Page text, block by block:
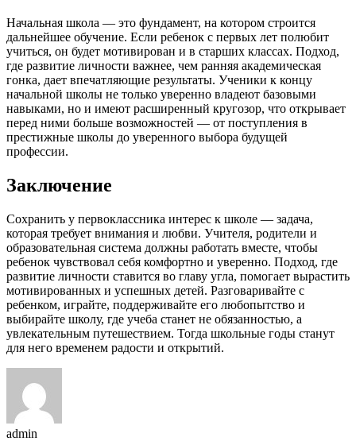
Начальная школа — это фундамент, на котором строится
дальнейшее обучение. Если ребенок с первых лет полюбит
учиться, он будет мотивирован и в старших классах. Подход,
где развитие личности важнее, чем ранняя академическая
гонка, дает впечатляющие результаты. Ученики к концу
начальной школы не только уверенно владеют базовыми
навыками, но и имеют расширенный кругозор, что открывает
перед ними больше возможностей — от поступления в
престижные школы до уверенного выбора будущей
профессии.
Заключение
Сохранить у первоклассника интерес к школе — задача,
которая требует внимания и любви. Учителя, родители и
образовательная система должны работать вместе, чтобы
ребенок чувствовал себя комфортно и уверенно. Подход, где
развитие личности ставится во главу угла, помогает вырастить
мотивированных и успешных детей. Разговаривайте с
ребенком, играйте, поддерживайте его любопытство и
выбирайте школу, где учеба станет не обязанностью, а
увлекательным путешествием. Тогда школьные годы станут
для него временем радости и открытий.
admin